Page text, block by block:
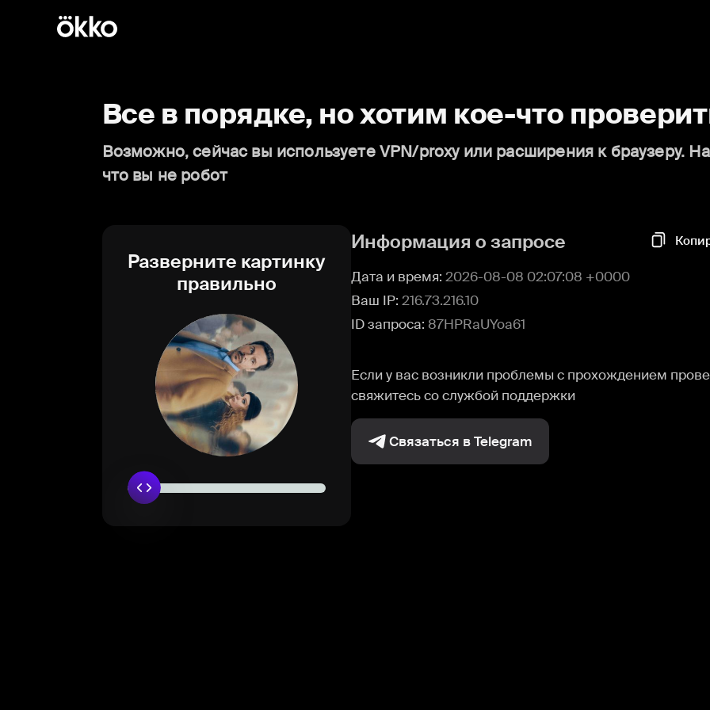
Все в порядке, но хотим кое-что
Возможно, сейчас вы используете VPN/proxy или расширения к браузеру.
что вы не робот
Разверните картинку
правильно
Информация о запросе
Дата и время: 2026-08-08 02:07:08 +0000
Ваш IP: 216.73.216.10
ID запроса: 87HPRaUYoa61
Если у вас возникли проблемы с прохождением
свяжитесь со службой поддержки
Связаться в Telegram